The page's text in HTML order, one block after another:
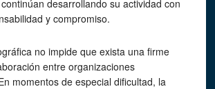
desarrollando su actividad con
y compromiso.
no impide que exista una firme
entre organizaciones
momentos de especial dificultad, la